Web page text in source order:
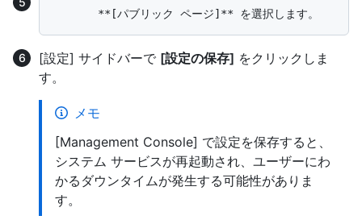
[設定] サイドバーで [設定の保存] をクリックしま
す。
メモ
[Management Console] で設定を保存すると、
システム サービスが再起動され、ユーザーにわ
かるダウンタイムが発生する可能性がありま
す。